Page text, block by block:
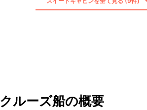
クルーズ船の概要